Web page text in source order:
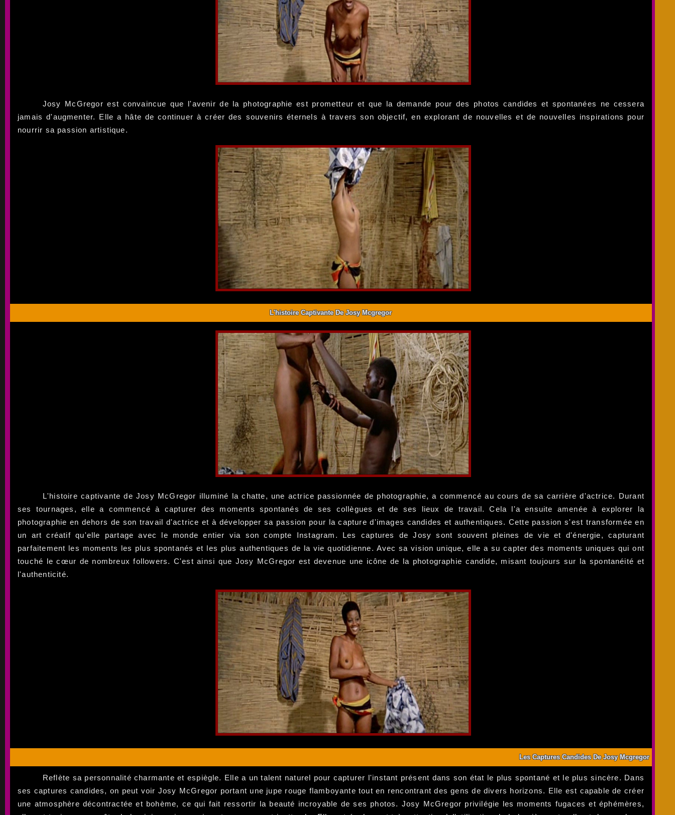
Josy McGregor est convaincue que l'avenir de la photographie est prometteur et que la demande pour des photos candides et spontanées ne cessera
jamais d'augmenter. Elle a hâte de continuer à créer des souvenirs éternels à travers son objectif, en explorant de nouvelles et de nouvelles inspirations pour
nourrir sa passion artistique.
L'histoire Captivante De Josy Mcgregor
L'histoire captivante de Josy McGregor illuminé la chatte, une actrice passionnée de photographie, a commencé au cours de sa carrière d'actrice. Durant
ses tournages, elle a commencé à capturer des moments spontanés de ses collègues et de ses lieux de travail. Cela l'a ensuite amenée à explorer la
photographie en dehors de son travail d'actrice et à développer sa passion pour la capture d'images candides et authentiques. Cette passion s'est transformée en
un art créatif qu'elle partage avec le monde entier via son compte Instagram. Les captures de Josy sont souvent pleines de vie et d'énergie, capturant
parfaitement les moments les plus spontanés et les plus authentiques de la vie quotidienne. Avec sa vision unique, elle a su capter des moments uniques qui ont
touché le cœur de nombreux followers. C'est ainsi que Josy McGregor est devenue une icône de la photographie candide, misant toujours sur la spontanéité et
l'authenticité.
Les Captures Candides De Josy Mcgregor
Reflète sa personnalité charmante et espiègle. Elle a un talent naturel pour capturer l'instant présent dans son état le plus spontané et le plus sincère. Dans
ses captures candides, on peut voir Josy McGregor portant une jupe rouge flamboyante tout en rencontrant des gens de divers horizons. Elle est capable de créer
une atmosphère décontractée et bohème, ce qui fait ressortir la beauté incroyable de ses photos. Josy McGregor privilégie les moments fugaces et éphémères,